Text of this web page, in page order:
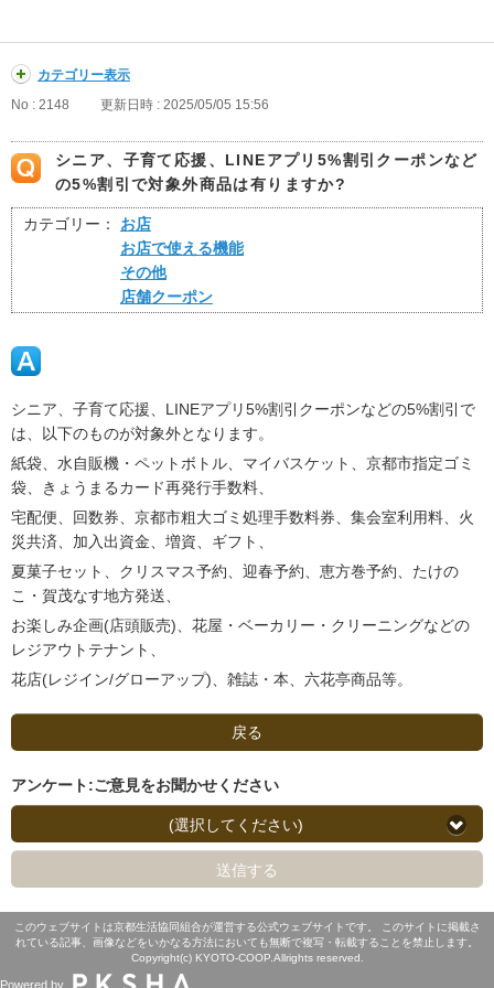
カテゴリー表示
No : 2148
更新日時 : 2025/05/05 15:56
シニア、子育て応援、LINEアプリ5%割引クーポンなど
の5%割引で対象外商品は有りますか?
カテゴリー：
お店
お店で使える機能
その他
店舗クーポン
シニア、子育て応援、LINEアプリ5%割引クーポンなどの5%割引で
は、以下のものが対象外となります。
紙袋、水自販機・ペットボトル、マイバスケット、京都市指定ゴミ
袋、きょうまるカード再発行手数料、
宅配便、回数券、京都市粗大ゴミ処理手数料券、集会室利用料、火
災共済、加入出資金、増資、ギフト、
夏菓子セット、クリスマス予約、迎春予約、恵方巻予約、たけの
こ・賀茂なす地方発送、
お楽しみ企画(店頭販売)、花屋・ベーカリー・クリーニングなどの
レジアウトテナント、
花店(レジイン/グローアップ)、雑誌・本、六花亭商品等。
戻る
アンケート:ご意見をお聞かせください
(選択してください)
送信する
このウェブサイトは京都生活協同組合が運営する公式ウェブサイトです。 このサイトに掲載さ
れている記事、画像などをいかなる方法においても無断で複写・転載することを禁止します。
Copyright(c) KYOTO-COOP.Allrights reserved.
Powered by